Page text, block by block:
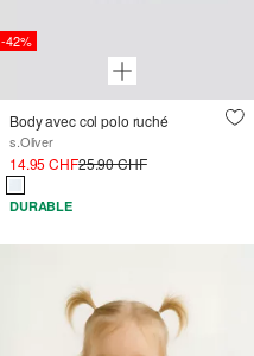
-42%
Body avec col polo ruché
s.Oliver
14.95 CHF25.90 CHF
DURABLE